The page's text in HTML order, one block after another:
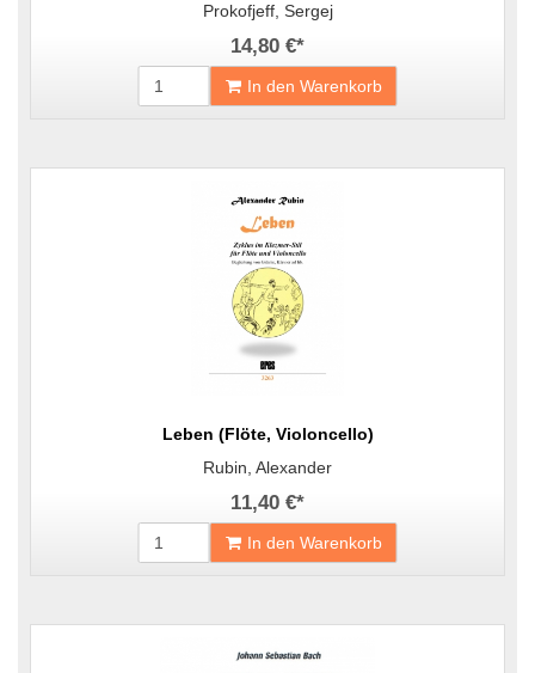
Prokofjeff, Sergej
14,80 €*
In den Warenkorb
Leben (Flöte, Violoncello)
Rubin, Alexander
11,40 €*
In den Warenkorb